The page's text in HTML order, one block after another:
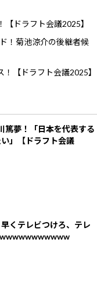
ドラフト会議2025】
！菊池涼介の後継者候
【ドラフト会議2025】
篤夢！「日本を代表する
」【ドラフト会議
早くテレビつけろ、テレ